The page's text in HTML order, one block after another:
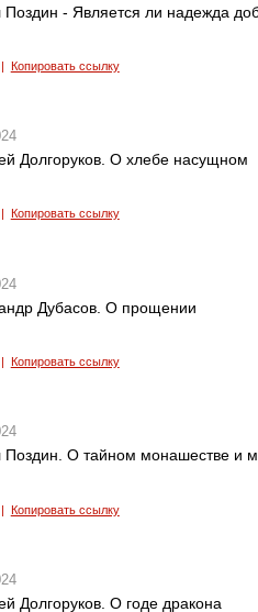
- Является ли надежда
Копировать ссылку
Долгоруков. О хлебе насущном
Копировать ссылку
Дубасов. О прощении
Копировать ссылку
Поздин. О тайном монашестве и
Копировать ссылку
Долгоруков. О годе дракона